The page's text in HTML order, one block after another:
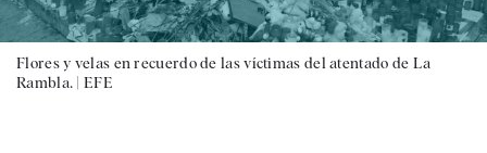
Flores y velas en recuerdo de las víctimas del atentado de La
Rambla. | EFE